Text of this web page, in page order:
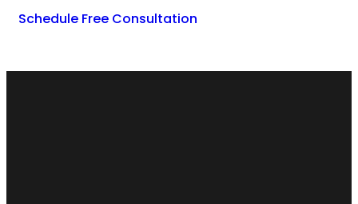
Schedule Free Consultation